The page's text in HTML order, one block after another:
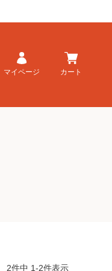
マイページ カート
2件中 1-2件表示